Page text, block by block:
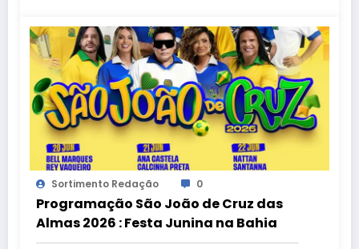
Sortimento Redação 0
Programação São João de Cruz das
Almas 2026 : Festa Junina na Bahia